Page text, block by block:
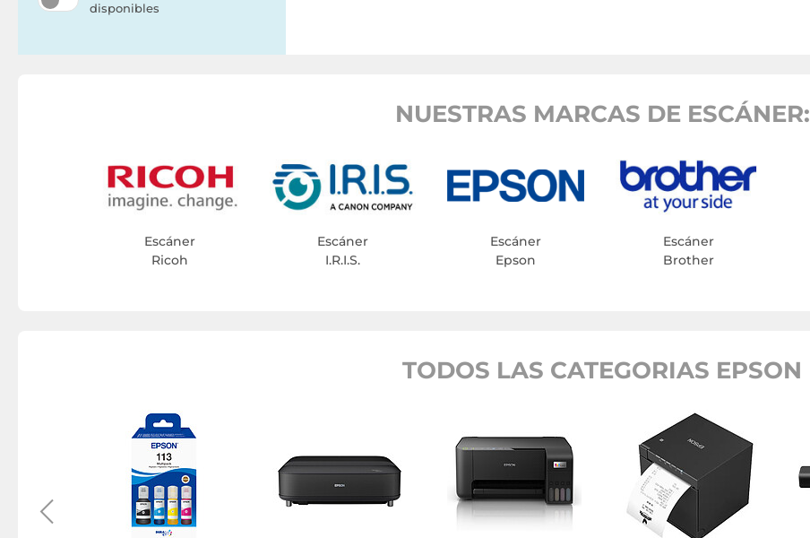
disponibles
NUESTRAS MARCAS DE ESCÁNER:
Escáner
Ricoh
Escáner
I.R.I.S.
Escáner
Epson
Escáner
Brother
TODOS LAS CATEGORIAS EPSON